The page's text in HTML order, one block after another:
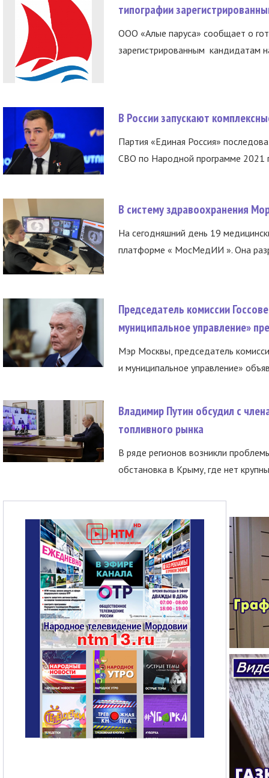
типографии
ООО «Алые паруса» сообщает о
зарегистрированным кандидатам
В России запускают
Партия «Единая Россия»
СВО по Народной программе 2021
В систему здравоохранения
На сегодняшний день 19
платформе « МосМедИИ ». Она
Председатель комиссии
муниципальное управление»
Мэр Москвы, председатель
и муниципальное управление»
Владимир Путин обсудил с
топливного рынка
В ряде регионов возникли
обстановка в Крыму, где нет